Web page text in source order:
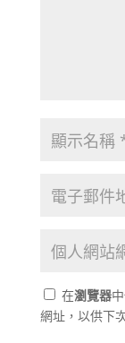
在瀏覽器
網址，以供下